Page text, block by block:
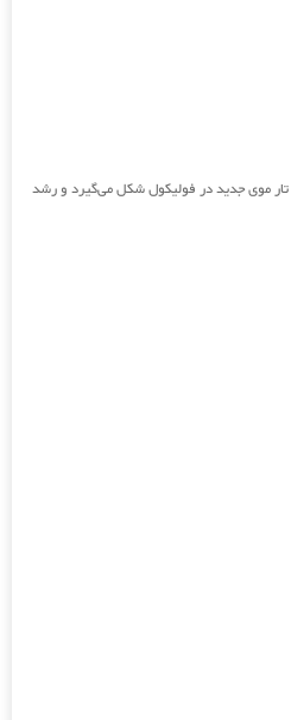
موی جدید در فولیکول شکل می‌گیرد و رشد